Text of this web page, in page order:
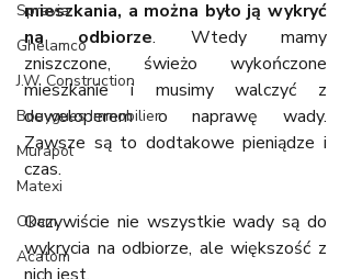
Spravia
Ghelamco
J.W. Construction
Bouygues Immobilier
Murapol
Matexi
Okam
Acatom
mieszkania, a można było ją wykryć
na odbiorze. Wtedy mamy
zniszczone, świeżo wykończone
mieszkanie i musimy walczyć z
deweloperem o naprawę wady.
Zawsze są to dodtakowe pieniądze i
czas.
Oczywiście nie wszystkie wady są do
wykrycia na odbiorze, ale większość z